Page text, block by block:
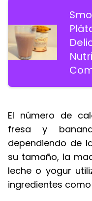
El número de
fresa y
dependiendo de
su tamaño, la
leche o yogur
ingredientes